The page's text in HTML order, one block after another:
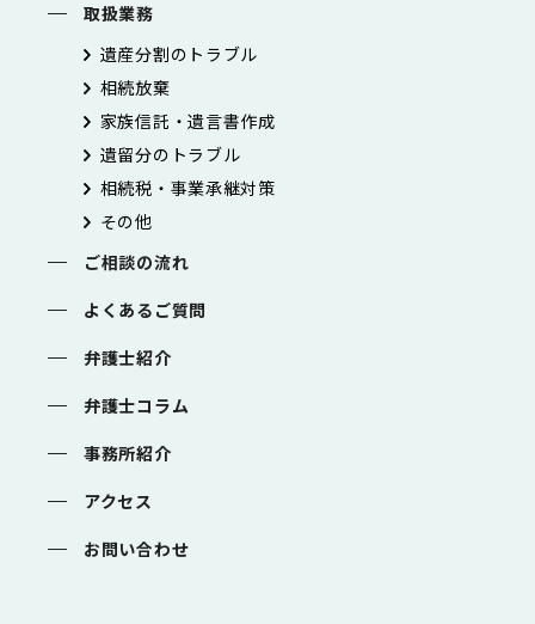
取扱業務
遺産分割のトラブル
相続放棄
家族信託・遺言書作成
遺留分のトラブル
相続税・事業承継対策
その他
ご相談の流れ
よくあるご質問
弁護士紹介
弁護士コラム
事務所紹介
アクセス
お問い合わせ